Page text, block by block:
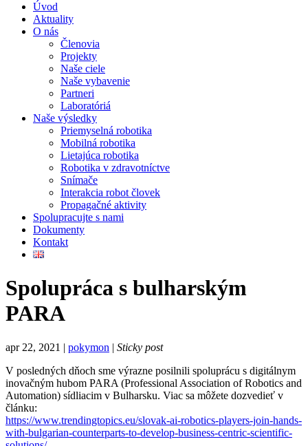
Úvod
Aktuality
O nás
Členovia
Projekty
Naše ciele
Naše vybavenie
Partneri
Laboratóriá
Naše výsledky
Priemyselná robotika
Mobilná robotika
Lietajúca robotika
Robotika v zdravotníctve
Snímače
Interakcia robot človek
Propagačné aktivity
Spolupracujte s nami
Dokumenty
Kontakt
Spolupráca s bulharským
PARA
apr 22, 2021 | pokymon | Sticky post
V posledných dňoch sme výrazne posilnili spoluprácu s digitálnym
inovačným hubom PARA (Professional Association of Robotics and
Automation) sídliacim v Bulharsku. Viac sa môžete dozvedieť v
článku:
https://www.trendingtopics.eu/slovak-ai-robotics-players-join-hands-
with-bulgarian-counterparts-to-develop-business-centric-scientific-